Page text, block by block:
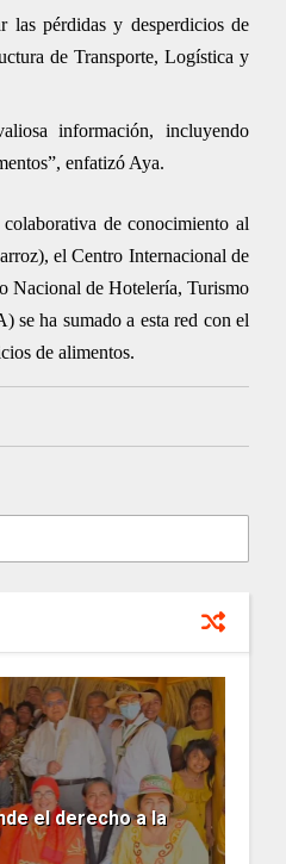
las pérdidas y desperdicios de
de Transporte, Logística y
información, incluyendo
enfatizó Aya.
de conocimiento al
el Centro Internacional de
Nacional de Hotelería, Turismo
ha sumado a esta red con el
de alimentos.
el derecho a la